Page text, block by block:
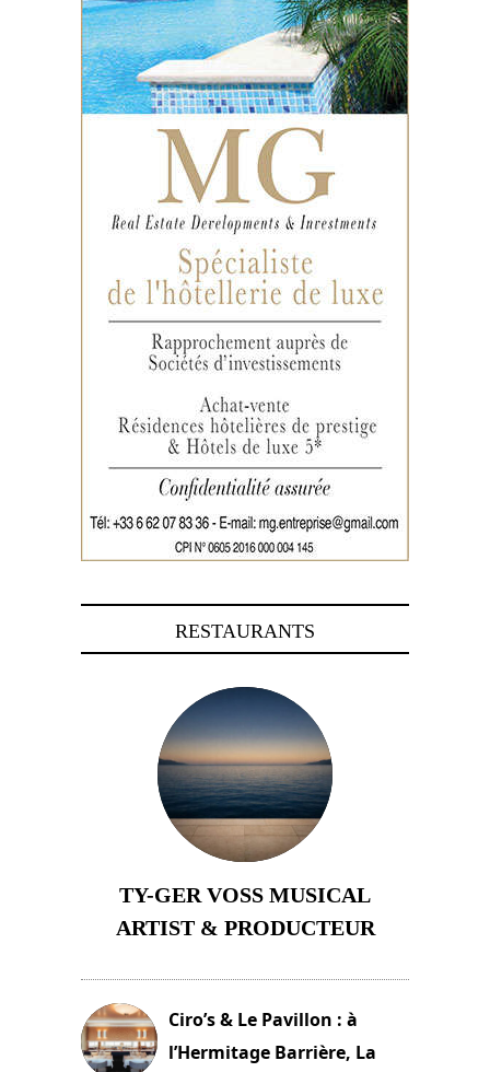
RESTAURANTS
TY-GER VOSS MUSICAL
ARTIST & PRODUCTEUR
Ciro’s & Le Pavillon : à
l’Hermitage Barrière, La